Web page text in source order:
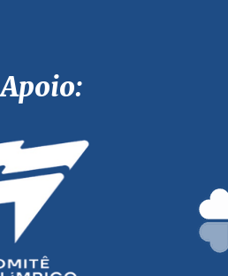
Apoio: